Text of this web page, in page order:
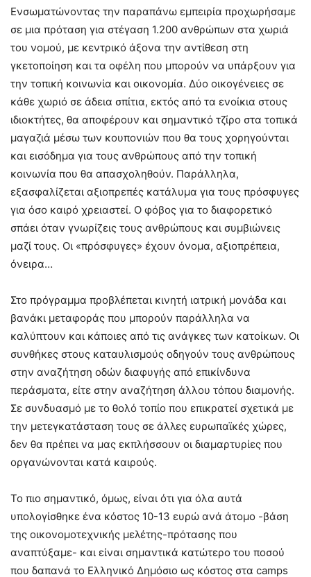
Ενσωματώνοντας την παραπάνω εμπειρία προχωρήσαμε
σε μια πρόταση για στέγαση 1.200 ανθρώπων στα χωριά
του νομού, με κεντρικό άξονα την αντίθεση στη
γκετοποίηση και τα οφέλη που μπορούν να υπάρξουν για
την τοπική κοινωνία και οικονομία. Δύο οικογένειες σε
κάθε χωριό σε άδεια σπίτια, εκτός από τα ενοίκια στους
ιδιοκτήτες, θα αποφέρουν και σημαντικό τζίρο στα τοπικά
μαγαζιά μέσω των κουπονιών που θα τους χορηγούνται
και εισόδημα για τους ανθρώπους από την τοπική
κοινωνία που θα απασχοληθούν. Παράλληλα,
εξασφαλίζεται αξιοπρεπές κατάλυμα για τους πρόσφυγες
για όσο καιρό χρειαστεί. Ο φόβος για το διαφορετικό
σπάει όταν γνωρίζεις τους ανθρώπους και συμβιώνεις
μαζί τους. Οι «πρόσφυγες» έχουν όνομα, αξιοπρέπεια,
όνειρα…
Στο πρόγραμμα προβλέπεται κινητή ιατρική μονάδα και
βανάκι μεταφοράς που μπορούν παράλληλα να
καλύπτουν και κάποιες από τις ανάγκες των κατοίκων. Οι
συνθήκες στους καταυλισμούς οδηγούν τους ανθρώπους
στην αναζήτηση οδών διαφυγής από επικίνδυνα
περάσματα, είτε στην αναζήτηση άλλου τόπου διαμονής.
Σε συνδυασμό με το θολό τοπίο που επικρατεί σχετικά με
την μετεγκατάσταση τους σε άλλες ευρωπαϊκές χώρες,
δεν θα πρέπει να μας εκπλήσσουν οι διαμαρτυρίες που
οργανώνονται κατά καιρούς.
Το πιο σημαντικό, όμως, είναι ότι για όλα αυτά
υπολογίσθηκε ένα κόστος 10-13 ευρώ ανά άτομο -βάση
της οικονομοτεχνικής μελέτης-πρότασης που
αναπτύξαμε- και είναι σημαντικά κατώτερο του ποσού
που δαπανά το Ελληνικό Δημόσιο ως κόστος στα camps